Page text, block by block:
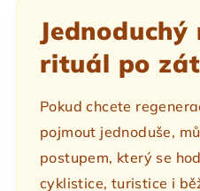
rituál po
Pokud chcete
pojmout jednoduše,
postupem, který se
cyklistice, turistice i